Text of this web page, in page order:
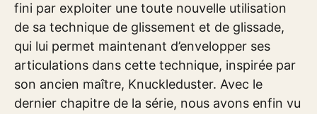
fini par exploiter une toute nouvelle utilisation
de sa technique de glissement et de glissade,
qui lui permet maintenant d’envelopper ses
articulations dans cette technique, inspirée par
son ancien maître, Knuckleduster. Avec le
dernier chapitre de la série, nous avons enfin vu